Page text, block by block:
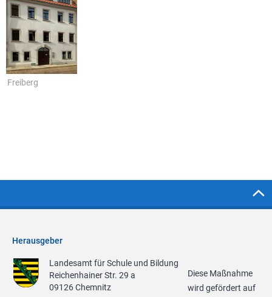
Freiberg
Herausgeber
Landesamt für Schule und Bildung
Reichenhainer Str. 29 a
09126 Chemnitz
Diese Maßnahme
wird gefördert auf